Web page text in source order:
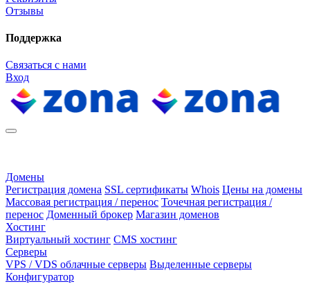
Отзывы
Поддержка
Связаться с нами
Вход
Домены
Регистрация домена SSL сертификаты Whois Цены на домены
Массовая регистрация / перенос Точечная регистрация /
перенос Доменный брокер Магазин доменов
Хостинг
Виртуальный хостинг CMS хостинг
Серверы
VPS / VDS облачные серверы Выделенные серверы
Конфигуратор